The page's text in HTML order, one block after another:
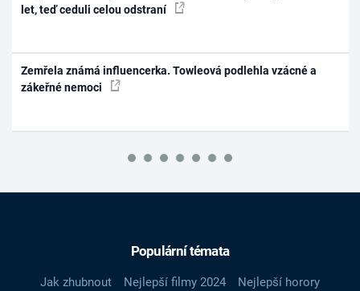
let, teď ceduli celou odstraní
Zemřela známá influencerka. Towleová podlehla vzácné a
zákeřné nemoci
Populární témata
Jak zhubnout Nejlepší filmy 2024
Nejlepší horory